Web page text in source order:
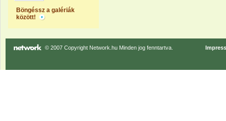
Böngéssz a galériák
között!
© 2007 Copyright Network.hu Minden jog fenntartva.